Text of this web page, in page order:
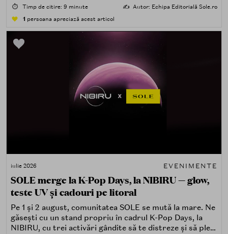
care îți place, de fapt, să descoperi produse — testând,
atingând, comparând, întrebând.
⏱️ Timp de citire: 9 minute ✍️ Autor: Echipa Editorială Sole.ro
1 persoana apreciază acest articol
iulie 2026 EVENIMENTE
SOLE merge la K-Pop Days, la NIBIRU — glow,
teste UV și cadouri pe litoral
Pe 1 și 2 august, comunitatea SOLE se mută la mare. Ne
găsești cu un stand propriu în cadrul K-Pop Days, la
NIBIRU, cu trei activări gândite să te distreze și să pleci